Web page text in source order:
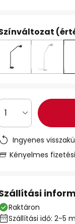
1
Ingyenes
Kényelmes
Raktáron
Szállítási idő: 2-5